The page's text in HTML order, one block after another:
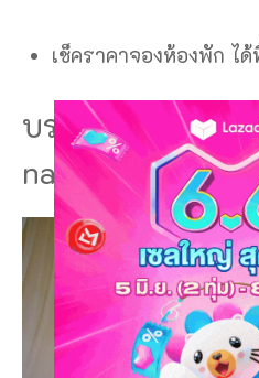
เช็คราคาจองห้องพัก ไ
บรรยากาศออนเ
na-wild